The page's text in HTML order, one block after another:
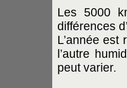
Les 5000
différences
L’année
l’autre
peut varier.